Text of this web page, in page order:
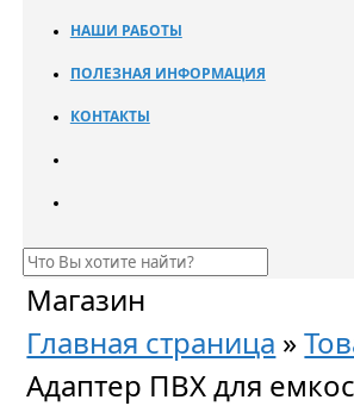
НАШИ РАБОТЫ
ПОЛЕЗНАЯ ИНФОРМАЦИЯ
КОНТАКТЫ
Магазин
Главная страница »
Адаптер ПВХ для